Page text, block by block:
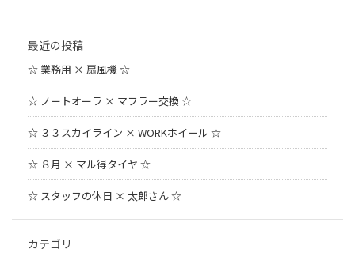
最近の投稿
☆ 業務用 × 扇風機 ☆
☆ ノートオーラ × マフラー交換 ☆
☆ ３３スカイライン × WORKホイール ☆
☆ ８月 × マル得タイヤ ☆
☆ スタッフの休日 × 太郎さん ☆
カテゴリ